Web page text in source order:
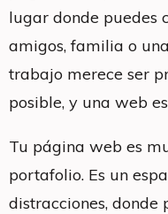
lugar donde puedes
amigos, familia o
trabajo merece ser
posible, y una web
Tu página web es
portafolio. Es un
distracciones, donde